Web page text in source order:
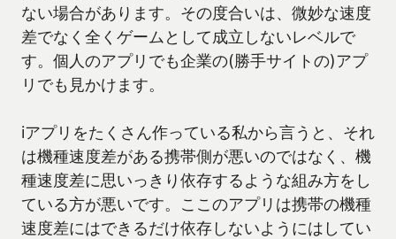
ない場合があります。その度合いは、微妙な速度
差でなく全くゲームとして成立しないレベルで
す。個人のアプリでも企業の(勝手サイトの)アプ
リでも見かけます。
iアプリをたくさん作っている私から言うと、それ
は機種速度差がある携帯側が悪いのではなく、機
種速度差に思いっきり依存するような組み方をし
ている方が悪いです。ここのアプリは携帯の機種
速度差にはできるだけ依存しないようにはしてい